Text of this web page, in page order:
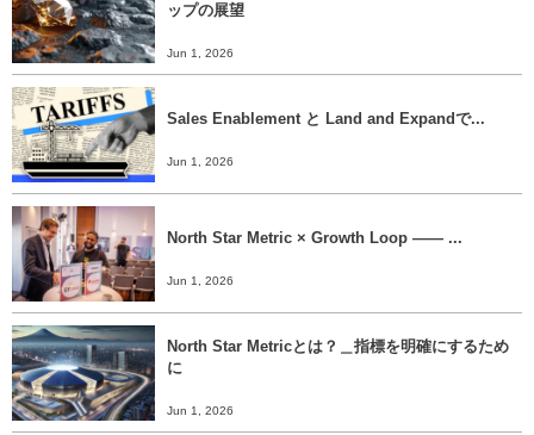
ップの展望
Jun 1, 2026
Sales Enablement と Land and Expandで...
Jun 1, 2026
North Star Metric × Growth Loop ―― ...
Jun 1, 2026
North Star Metricとは？＿指標を明確にするため
に
Jun 1, 2026